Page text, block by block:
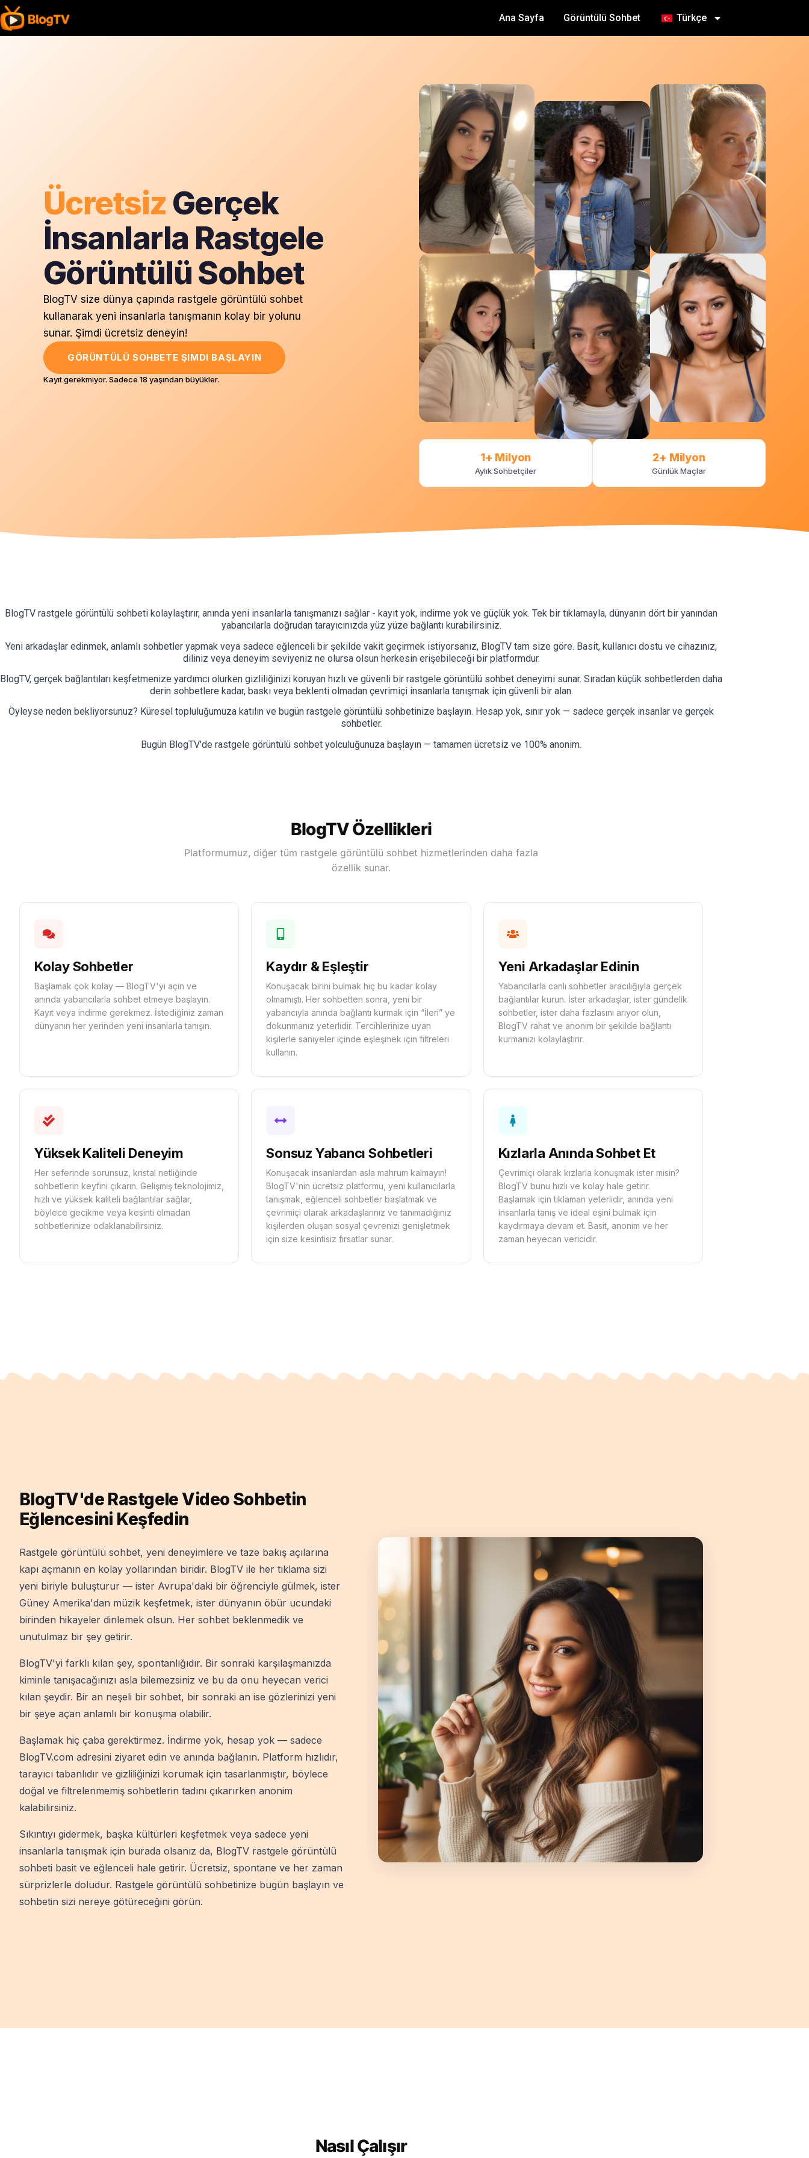
Ana Sayfa Görüntülü Sohbet Türkçe
Ücretsiz Gerçek
İnsanlarla Rastgele
Görüntülü Sohbet
BlogTV size dünya çapında rastgele görüntülü sohbet
kullanarak yeni insanlarla tanışmanın kolay bir yolunu
sunar. Şimdi ücretsiz deneyin!
GÖRÜNTÜLÜ SOHBETE ŞIMDI BAŞLAYIN
Kayıt gerekmiyor. Sadece 18 yaşından büyükler.
1+ Milyon
Aylık Sohbetçiler
2+ Milyon
Günlük Maçlar
BlogTV rastgele görüntülü sohbeti kolaylaştırır, anında yeni insanlarla tanışmanızı sağlar - kayıt yok, indirme yok ve güçlük yok. Tek bir tıklamayla, dünyanın dört bir yanından
yabancılarla doğrudan tarayıcınızda yüz yüze bağlantı kurabilirsiniz.
Yeni arkadaşlar edinmek, anlamlı sohbetler yapmak veya sadece eğlenceli bir şekilde vakit geçirmek istiyorsanız, BlogTV tam size göre. Basit, kullanıcı dostu ve cihazınız,
diliniz veya deneyim seviyeniz ne olursa olsun herkesin erişebileceği bir platformdur.
BlogTV, gerçek bağlantıları keşfetmenize yardımcı olurken gizliliğinizi koruyan hızlı ve güvenli bir rastgele görüntülü sohbet deneyimi sunar. Sıradan küçük sohbetlerden daha
derin sohbetlere kadar, baskı veya beklenti olmadan çevrimiçi insanlarla tanışmak için güvenli bir alan.
Öyleyse neden bekliyorsunuz? Küresel topluluğumuza katılın ve bugün rastgele görüntülü sohbetinize başlayın. Hesap yok, sınır yok — sadece gerçek insanlar ve gerçek
sohbetler.
Bugün BlogTV'de rastgele görüntülü sohbet yolculuğunuza başlayın — tamamen ücretsiz ve 100% anonim.
BlogTV Özellikleri
Platformumuz, diğer tüm rastgele görüntülü sohbet hizmetlerinden daha fazla
özellik sunar.
Kolay Sohbetler
Başlamak çok kolay — BlogTV'yi açın ve
anında yabancılarla sohbet etmeye başlayın.
Kayıt veya indirme gerekmez. İstediğiniz zaman
dünyanın her yerinden yeni insanlarla tanışın.
Kaydır & Eşleştir
Konuşacak birini bulmak hiç bu kadar kolay
olmamıştı. Her sohbetten sonra, yeni bir
yabancıyla anında bağlantı kurmak için “İleri” ye
dokunmanız yeterlidir. Tercihlerinize uyan
kişilerle saniyeler içinde eşleşmek için filtreleri
kullanın.
Yeni Arkadaşlar Edinin
Yabancılarla canlı sohbetler aracılığıyla gerçek
bağlantılar kurun. İster arkadaşlar, ister gündelik
sohbetler, ister daha fazlasını arıyor olun,
BlogTV rahat ve anonim bir şekilde bağlantı
kurmanızı kolaylaştırır.
Yüksek Kaliteli Deneyim
Her seferinde sorunsuz, kristal netliğinde
sohbetlerin keyfini çıkarın. Gelişmiş teknolojimiz,
hızlı ve yüksek kaliteli bağlantılar sağlar,
böylece gecikme veya kesinti olmadan
sohbetlerinize odaklanabilirsiniz.
Sonsuz Yabancı Sohbetleri
Konuşacak insanlardan asla mahrum kalmayın!
BlogTV'nin ücretsiz platformu, yeni kullanıcılarla
tanışmak, eğlenceli sohbetler başlatmak ve
çevrimiçi olarak arkadaşlarınız ve tanımadığınız
kişilerden oluşan sosyal çevrenizi genişletmek
için size kesintisiz fırsatlar sunar.
Kızlarla Anında Sohbet Et
Çevrimiçi olarak kızlarla konuşmak ister misin?
BlogTV bunu hızlı ve kolay hale getirir.
Başlamak için tıklaman yeterlidir, anında yeni
insanlarla tanış ve ideal eşini bulmak için
kaydırmaya devam et. Basit, anonim ve her
zaman heyecan vericidir.
BlogTV'de Rastgele Video Sohbetin
Eğlencesini Keşfedin
Rastgele görüntülü sohbet, yeni deneyimlere ve taze bakış açılarına
kapı açmanın en kolay yollarından biridir. BlogTV ile her tıklama sizi
yeni biriyle buluşturur — ister Avrupa'daki bir öğrenciyle gülmek, ister
Güney Amerika'dan müzik keşfetmek, ister dünyanın öbür ucundaki
birinden hikayeler dinlemek olsun. Her sohbet beklenmedik ve
unutulmaz bir şey getirir.
BlogTV'yi farklı kılan şey, spontanlığıdır. Bir sonraki karşılaşmanızda
kiminle tanışacağınızı asla bilemezsiniz ve bu da onu heyecan verici
kılan şeydir. Bir an neşeli bir sohbet, bir sonraki an ise gözlerinizi yeni
bir şeye açan anlamlı bir konuşma olabilir.
Başlamak hiç çaba gerektirmez. İndirme yok, hesap yok — sadece
BlogTV.com adresini ziyaret edin ve anında bağlanın. Platform hızlıdır,
tarayıcı tabanlıdır ve gizliliğinizi korumak için tasarlanmıştır, böylece
doğal ve filtrelenmemiş sohbetlerin tadını çıkarırken anonim
kalabilirsiniz.
Sıkıntıyı gidermek, başka kültürleri keşfetmek veya sadece yeni
insanlarla tanışmak için burada olsanız da, BlogTV rastgele görüntülü
sohbeti basit ve eğlenceli hale getirir. Ücretsiz, spontane ve her zaman
sürprizlerle doludur. Rastgele görüntülü sohbetinize bugün başlayın ve
sohbetin sizi nereye götüreceğini görün.
Nasıl Çalışır